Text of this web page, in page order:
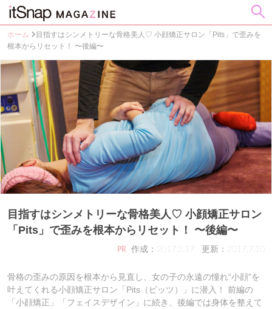
ホーム
目指すはシンメトリーな骨格美人♡ 小顔矯正サロン「Pits」で歪みを
根本からリセット！ 〜後編〜
目指すはシンメトリーな骨格美人♡ 小顔矯正サロン
「Pits」で歪みを根本からリセット！ 〜後編〜
PR 作成：2017.2.17 更新：2017.7.10
骨格の歪みの原因を根本から見直し、女の子の永遠の憧れ“小顔”を
叶えてくれる小顔矯正サロン「Pits（ピッツ）」に潜入！ 前編の
「小顔矯正」「フェイスデザイン」に続き、後編では身体を整えて